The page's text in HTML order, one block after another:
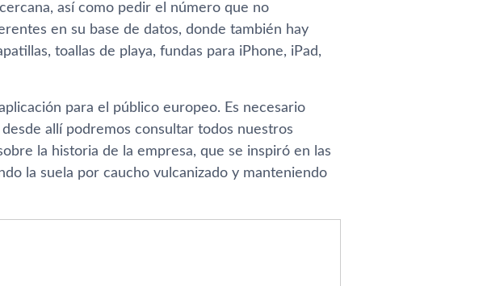
así­ como pedir el número que no
en su base de datos, donde también hay
toallas de playa, fundas para iPhone, iPad,
para el público europeo. Es necesario
allí­ podremos consultar todos nuestros
la historia de la empresa, que se inspiró en las
la suela por caucho vulcanizado y manteniendo